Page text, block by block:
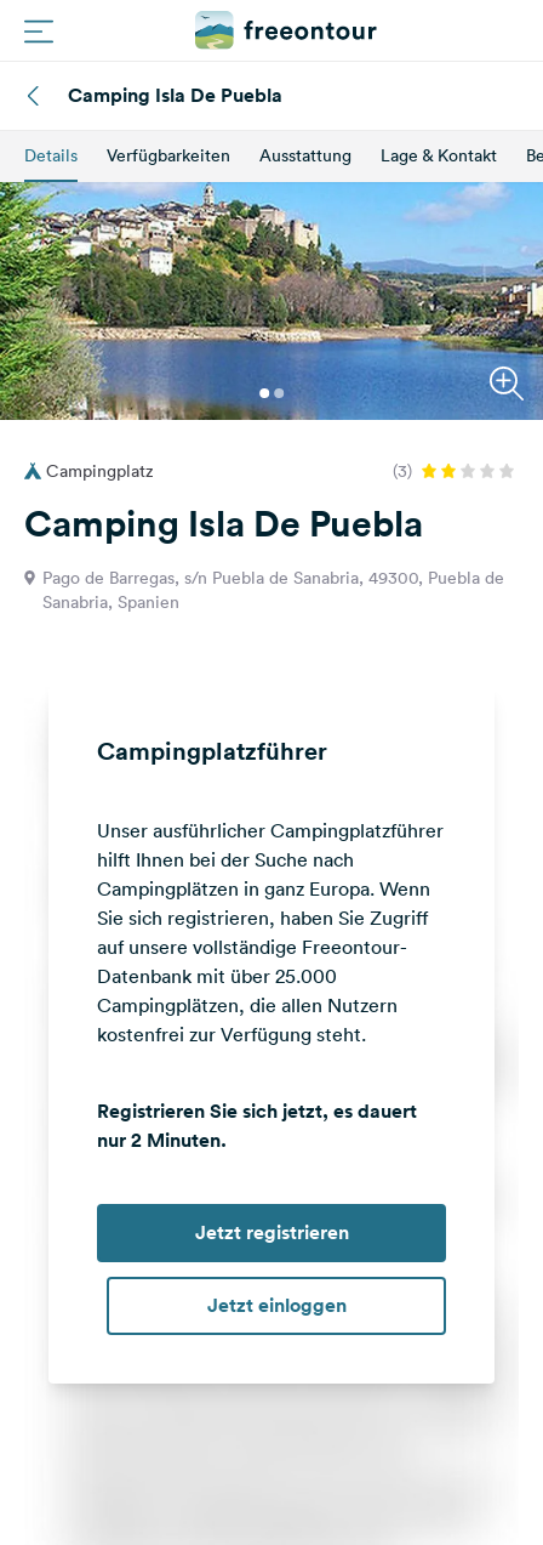
Routen
Plätze
Magazin
Partner
Registrieren
Einloggen
Fragen &
Feedback
Sprache:
Facebook
Instagram
Camping Isla De Puebla
Details Verfügbarkeiten Ausstattung Lage & Kontakt
Campingplatz (3)
Camping Isla De Puebla
Pago de Barregas, s/n Puebla de Sanabria, 49300, Puebla de
Sanabria, Spanien
Campingplatzführer
Unser ausführlicher Campingplatzführer
hilft Ihnen bei der Suche nach
Campingplätzen in ganz Europa. Wenn
Sie sich registrieren, haben Sie Zugriff
auf unsere vollständige Freeontour-
Datenbank mit über 25.000
Campingplätzen, die allen Nutzern
kostenfrei zur Verfügung steht.
Registrieren Sie sich jetzt, es dauert
nur 2 Minuten.
Jetzt registrieren
Jetzt einloggen